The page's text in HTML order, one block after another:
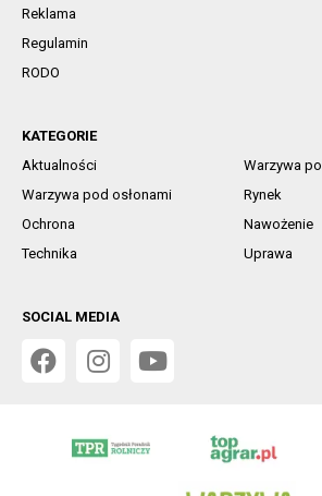
Reklama
Regulamin
RODO
KATEGORIE
Aktualności
Warzywa
Warzywa pod osłonami
Rynek
Ochrona
Nawożenie
Technika
Uprawa
SOCIAL MEDIA